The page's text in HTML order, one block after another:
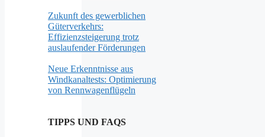
Zukunft des gewerblichen
Güterverkehrs:
Effizienzsteigerung trotz
auslaufender Förderungen
Neue Erkenntnisse aus
Windkanaltests: Optimierung
von Rennwagenflügeln
TIPPS UND FAQS